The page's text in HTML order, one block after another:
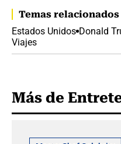
Temas relacionados
Estados Unidos Donald
Viajes
Más de